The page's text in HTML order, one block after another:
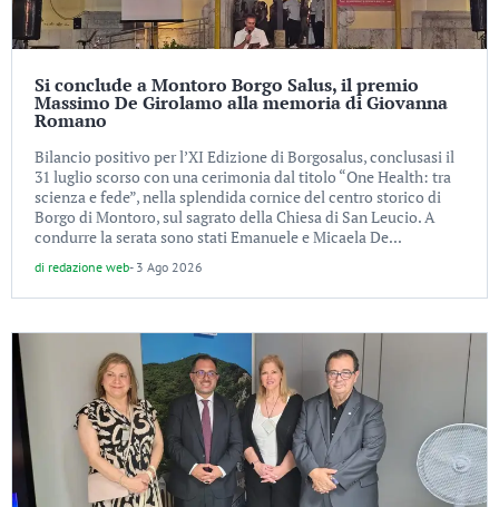
Si conclude a Montoro Borgo Salus, il premio
Massimo De Girolamo alla memoria di Giovanna
Romano
Bilancio positivo per l’XI Edizione di Borgosalus, conclusasi il
31 luglio scorso con una cerimonia dal titolo “One Health: tra
scienza e fede”, nella splendida cornice del centro storico di
Borgo di Montoro, sul sagrato della Chiesa di San Leucio. A
condurre la serata sono stati Emanuele e Micaela De...
di redazione web- 3 Ago 2026